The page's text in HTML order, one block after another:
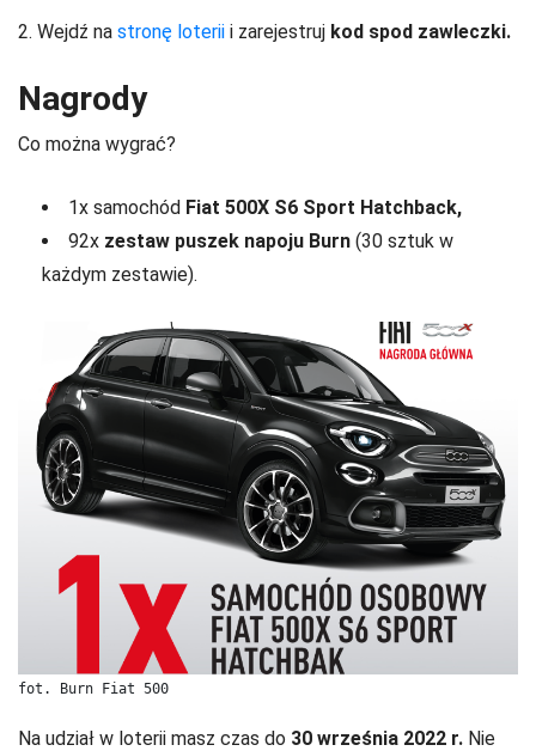
2. Wejdź na stronę loterii i zarejestruj kod spod zawleczki.
Nagrody
Co można wygrać?
1x samochód Fiat 500X S6 Sport Hatchback,
92x zestaw puszek napoju Burn (30 sztuk w
każdym zestawie).
fot. Burn Fiat 500
Na udział w loterii masz czas do 30 września 2022 r. Nie